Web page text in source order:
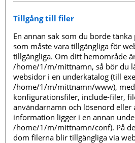
Tillgång till filer
En annan sak som du borde
som måste vara tillgängliga för
tillgängliga. Om ditt hemområde
/home/1/m/mittnamn, så bör du
websidor i en underkatalog (till
/home/1/m/mittnamn/www),
konfigurationsfiler, include-filer,
användarnamn och lösenord eller
information ligger i en annan
/home/1/m/mittnamn/conf). På
dom filerna blir tillgängliga via